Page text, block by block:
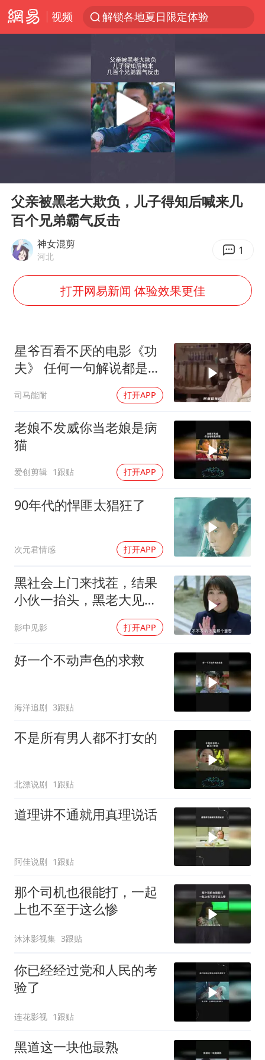
视频
解锁各地夏日限定体验
河南重大刑事案嫌疑人落网
峰哥 汪海林
西湖突现狂风暴雨 游客瞬间被浇透
富婆带资进组给自己硬加60多场吻戏
白海豚将正面袭击贯穿浙江
酒店回应车内过夜被收150元
网传《披荆斩棘2026》名单
浙江台州《告全体市民书》
香港宏福苑火灾或由烟头引起
人民的健康、体质、幸福一脉相承
Play
父亲被黑老大欺负，儿子得知后喊来几
百个兄弟霸气反击
神女混剪
河北 1
打开网易新闻 体验效果更佳
星爷百看不厌的电影《功
夫》 任何一句解说都是对
司马能耐 打开APP
老娘不发威你当老娘是病
猫
爱创剪辑 1跟贴 打开APP
90年代的悍匪太猖狂了
次元君情感 打开APP
黑社会上门来找茬，结果
小伙一抬头，黑老大见了
影中见影 打开APP
好一个不动声色的求救
海洋追剧 3跟贴
不是所有男人都不打女的
北漂说剧 1跟贴
道理讲不通就用真理说话
阿佳说剧 1跟贴
那个司机也很能打，一起
上也不至于这么惨
沐沐影视集 3跟贴
你已经经过党和人民的考
验了
连花影视 1跟贴
黑道这一块他最熟